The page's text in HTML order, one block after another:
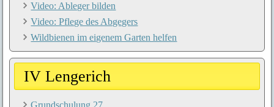
Video: Ableger bilden
Video: Pflege des Abgegers
Wildbienen im eigenem Garten helfen
IV Lengerich